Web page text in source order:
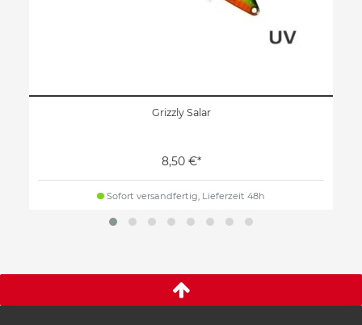
Grizzly Salar
8,50 €*
Sofort versandfertig, Lieferzeit 48h